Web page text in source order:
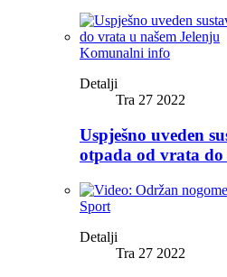
Komunalni info
Detalji
Tra 27 2022
Uspješno uveden
otpada od vrata
Sport
Detalji
Tra 27 2022